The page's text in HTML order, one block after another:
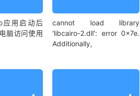
应用启动后
脑访问使用
cannot load library
'libcairo-2.dll': error 0x7e.
Additionally,